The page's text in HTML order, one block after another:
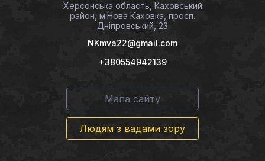
Херсонська область, Каховський
район, м.Нова Каховка, просп.
Дніпровський, 23
NKmva22@gmail.com
+380554942139
Мапа сайту
Людям з вадами зору